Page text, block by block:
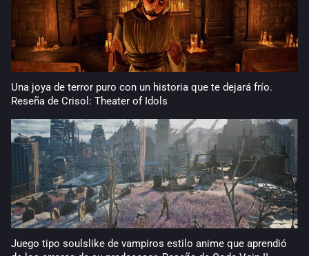
Una joya de terror puro con un historia que te dejará frío.
Reseña de Crisol: Theater of Idols
Juego tipo soulslike de vampiros estilo anime que aprendió